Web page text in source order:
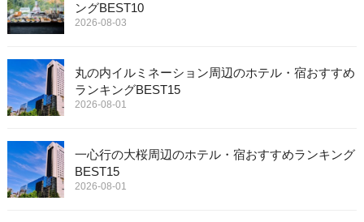
ングBEST10
2026-08-03
丸の内イルミネーション周辺のホテル・宿おすすめ
ランキングBEST15
2026-08-01
一心行の大桜周辺のホテル・宿おすすめランキング
BEST15
2026-08-01